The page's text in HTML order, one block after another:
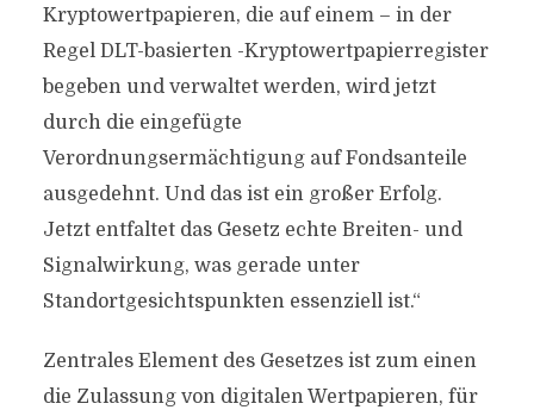
Kryptowertpapieren, die auf einem – in der
Regel DLT-basierten -Kryptowertpapierregister
begeben und verwaltet werden, wird jetzt
durch die eingefügte
Verordnungsermächtigung auf Fondsanteile
ausgedehnt. Und das ist ein großer Erfolg.
Jetzt entfaltet das Gesetz echte Breiten- und
Signalwirkung, was gerade unter
Standortgesichtspunkten essenziell ist.“
Zentrales Element des Gesetzes ist zum einen
die Zulassung von digitalen Wertpapieren, für